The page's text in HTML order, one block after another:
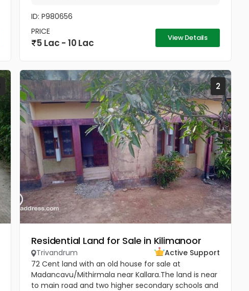
ID: P980656
PRICE
5 Lac - 10 Lac View Details
2
Residential Land for Sale in Kilimanoor
Trivandrum
Active Support
72 Cent land with an old house for sale at
Madancavu/Mithirmala near Kallara.The land is near
to main road and two higher secondary schools and